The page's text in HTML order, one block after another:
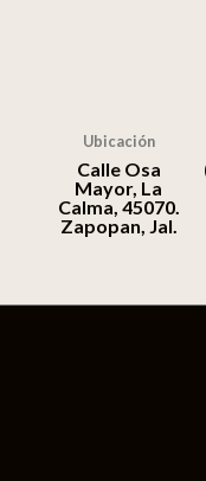
Ubicación
Calle Osa
Mayor, La
Calma, 45070.
Zapopan, Jal.